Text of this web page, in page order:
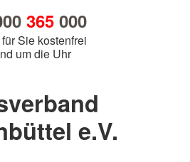
365000
Sie kostenfrei
um die Uhr
e.V.